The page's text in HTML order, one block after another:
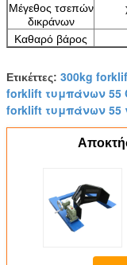
Μέγεθος τσεπών
δικράνων
Καθαρό βάρος
Ετικέττες: 300kg
forklift τυμπάνων 55
forklift τυμπάνων